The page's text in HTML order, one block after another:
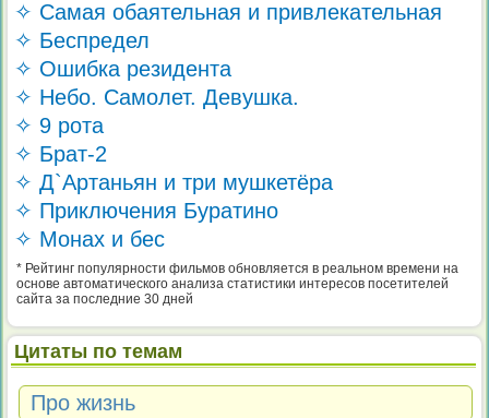
✧ Самая обаятельная и привлекательная
✧ Беспредел
✧ Ошибка резидента
✧ Небо. Самолет. Девушка.
✧ 9 рота
✧ Брат-2
✧ Д`Артаньян и три мушкетёра
✧ Приключения Буратино
✧ Монах и бес
* Рейтинг популярности фильмов обновляется в реальном времени на
основе автоматического анализа статистики интересов посетителей
сайта за последние 30 дней
Цитаты по темам
Про жизнь